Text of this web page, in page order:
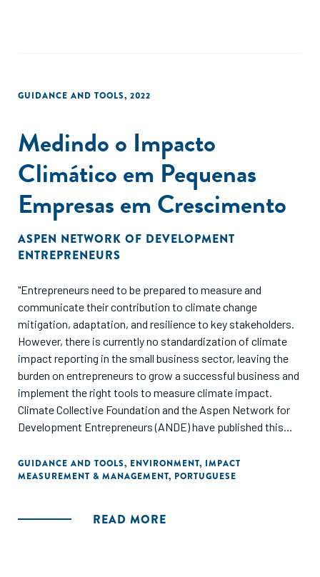
GUIDANCE AND TOOLS, 2022
Medindo o Impacto
Climático em Pequenas
Empresas em Crescimento
ASPEN NETWORK OF DEVELOPMENT
ENTREPRENEURS
"Entrepreneurs need to be prepared to measure and
communicate their contribution to climate change
mitigation, adaptation, and resilience to key stakeholders.
However, there is currently no standardization of climate
impact reporting in the small business sector, leaving the
burden on entrepreneurs to grow a successful business and
implement the right tools to measure climate impact.
Climate Collective Foundation and the Aspen Network for
Development Entrepreneurs (ANDE) have published this
consolidated list of available tools and frameworks for
climate impact measurement, along with guidance on how
GUIDANCE AND TOOLS, ENVIRONMENT, IMPACT
MEASUREMENT & MANAGEMENT, PORTUGUESE
READ MORE